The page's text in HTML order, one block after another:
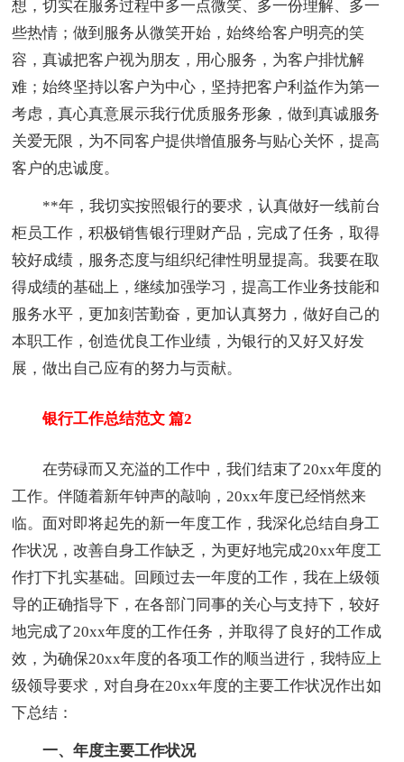
想，切实在服务过程中多一点微笑、多一份理解、多一
些热情；做到服务从微笑开始，始终给客户明亮的笑
容，真诚把客户视为朋友，用心服务，为客户排忧解
难；始终坚持以客户为中心，坚持把客户利益作为第一
考虑，真心真意展示我行优质服务形象，做到真诚服务
关爱无限，为不同客户提供增值服务与贴心关怀，提高
客户的忠诚度。
**年，我切实按照银行的要求，认真做好一线前台
柜员工作，积极销售银行理财产品，完成了任务，取得
较好成绩，服务态度与组织纪律性明显提高。我要在取
得成绩的基础上，继续加强学习，提高工作业务技能和
服务水平，更加刻苦勤奋，更加认真努力，做好自己的
本职工作，创造优良工作业绩，为银行的又好又好发
展，做出自己应有的努力与贡献。
银行工作总结范文 篇2
在劳碌而又充溢的工作中，我们结束了20xx年度的
工作。伴随着新年钟声的敲响，20xx年度已经悄然来
临。面对即将起先的新一年度工作，我深化总结自身工
作状况，改善自身工作缺乏，为更好地完成20xx年度工
作打下扎实基础。回顾过去一年度的工作，我在上级领
导的正确指导下，在各部门同事的关心与支持下，较好
地完成了20xx年度的工作任务，并取得了良好的工作成
效，为确保20xx年度的各项工作的顺当进行，我特应上
级领导要求，对自身在20xx年度的主要工作状况作出如
下总结：
一、年度主要工作状况